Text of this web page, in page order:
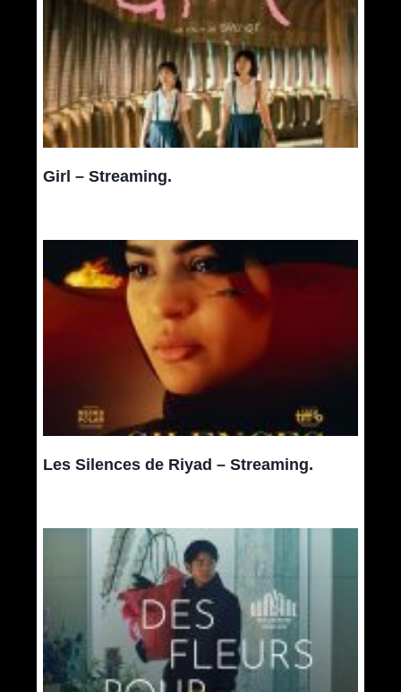
Girl – Streaming.
Les Silences de Riyad – Streaming.